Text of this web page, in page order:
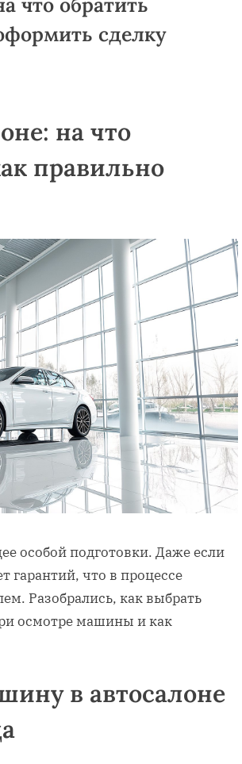
сделку
на что
правильно
особой подготовки. Даже если
гарантий, что в процессе
Разобрались, как выбрать
осмотре машины и как
в автосалоне